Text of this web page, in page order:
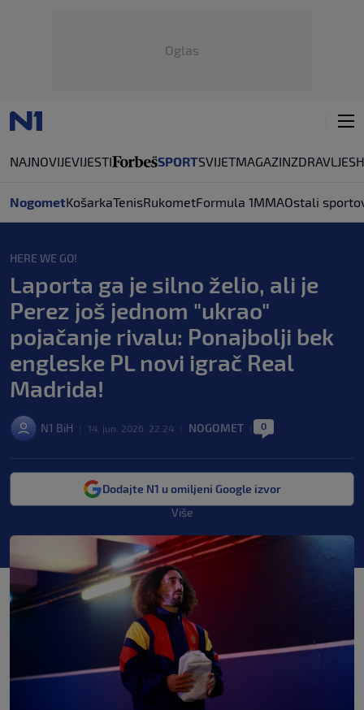
Oglas
NAJNOVIJEVIJESTI SPORTSVIJETMAGAZINZDRAVLJE
NogometKošarkaTenisRukometFormula 1MMAOstali
HERE WE GO!
Laporta ga je silno želio, ali je
Perez još jednom "ukrao"
pojačanje rivalu: Ponajbolji bek
engleske PL novi igrač Real
Madrida!
N1 BiH 14. jun. 2026. 22:24 NOGOMET 0
Dodajte N1 u omiljeni Google izvor
Više